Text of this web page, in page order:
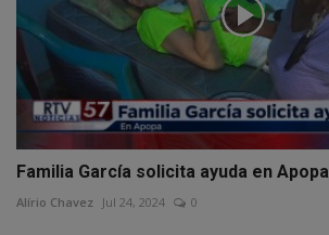
Familia García solicita ayuda en Apopa
Alírio Chavez Jul 24, 2024 0